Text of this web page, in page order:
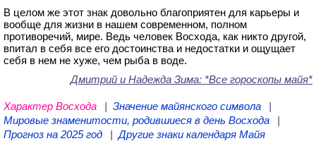
В целом же этот знак довольно благоприятен для карьеры и
вообще для жизни в нашем современном, полном
противоречий, мире. Ведь человек Восхода, как никто другой,
впитал в себя все его достоинства и недостатки и ощущает
себя в нем не хуже, чем рыба в воде.
Дмитрий и Надежда Зима: *Все гороскопы майя*
Характер Восхода | Значение майянского символа
|
Мировые знаменитости, родившиеся в день Восхода
|
Прогноз на 2025 год
|Другие знаки календаря Майя